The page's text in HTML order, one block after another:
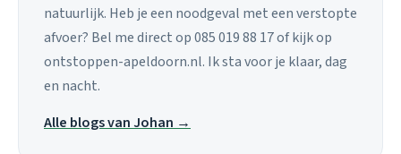
natuurlijk. Heb je een noodgeval met een verstopte
afvoer? Bel me direct op 085 019 88 17 of kijk op
ontstoppen-apeldoorn.nl. Ik sta voor je klaar, dag
en nacht.
Alle blogs van Johan →